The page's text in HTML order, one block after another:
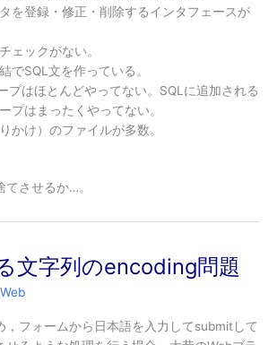
を登録・修正・削除するインタフェースが
ェックがない。
でSQL文を作っている。
プはほとんどやってない。SQLに追加される
プはまったくやってない。
かけ）のファイルが多数。
てさせるか…。
文字列のencoding問題
，フォームから日本語を入力してsubmitして